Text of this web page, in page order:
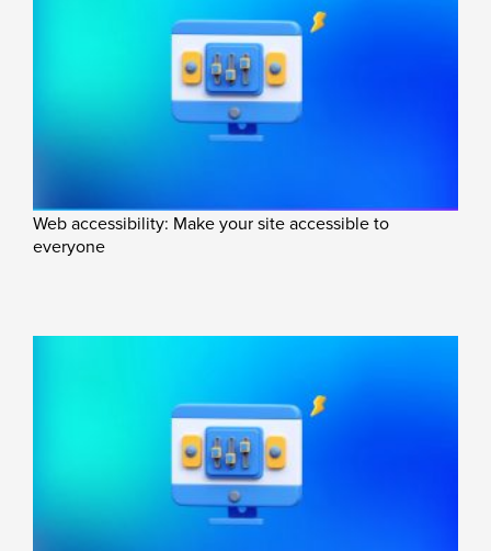
Web accessibility: Make your site accessible to
everyone